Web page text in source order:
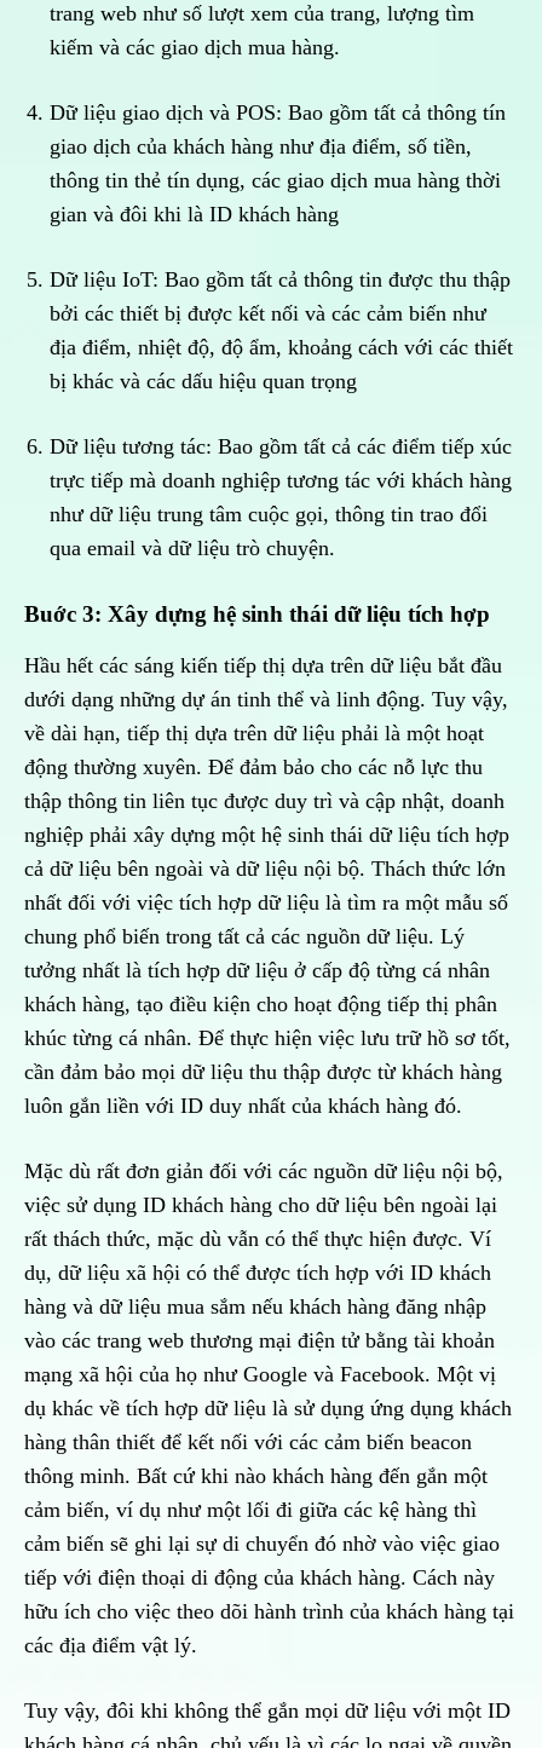
trang web như số lượt xem của trang, lượng tìm
kiếm và các giao dịch mua hàng.
Dữ liệu giao dịch và POS: Bao gồm tất cả thông tín
giao dịch của khách hàng như địa điểm, số tiền,
thông tin thẻ tín dụng, các giao dịch mua hàng thời
gian và đôi khi là ID khách hàng
Dữ liệu IoT: Bao gồm tất cả thông tin được thu thập
bởi các thiết bị được kết nối và các cảm biến như
địa điểm, nhiệt độ, độ ẩm, khoảng cách với các thiết
bị khác và các dấu hiệu quan trọng
Dữ liệu tương tác: Bao gồm tất cả các điểm tiếp xúc
trực tiếp mà doanh nghiệp tương tác với khách hàng
như dữ liệu trung tâm cuộc gọi, thông tin trao đổi
qua email và dữ liệu trò chuyện.
Buớc 3: Xây dựng hệ sinh thái dữ liệu tích hợp
Hầu hết các sáng kiến tiếp thị dựa trên dữ liệu bắt đầu
dưới dạng những dự án tinh thể và linh động. Tuy vậy,
về dài hạn, tiếp thị dựa trên dữ liệu phải là một hoạt
động thường xuyên. Để đảm bảo cho các nỗ lực thu
thập thông tin liên tục được duy trì và cập nhật, doanh
nghiệp phải xây dựng một hệ sinh thái dữ liệu tích hợp
cả dữ liệu bên ngoài và dữ liệu nội bộ. Thách thức lớn
nhất đối với việc tích hợp dữ liệu là tìm ra một mẫu số
chung phổ biến trong tất cả các nguồn dữ liệu. Lý
tưởng nhất là tích hợp dữ liệu ở cấp độ từng cá nhân
khách hàng, tạo điều kiện cho hoạt động tiếp thị phân
khúc từng cá nhân. Để thực hiện việc lưu trữ hồ sơ tốt,
cần đảm bảo mọi dữ liệu thu thập được từ khách hàng
luôn gắn liền với ID duy nhất của khách hàng đó.
Mặc dù rất đơn giản đối với các nguồn dữ liệu nội bộ,
việc sử dụng ID khách hàng cho dữ liệu bên ngoài lại
rất thách thức, mặc dù vẫn có thể thực hiện được. Ví
dụ, dữ liệu xã hội có thể được tích hợp với ID khách
hàng và dữ liệu mua sắm nếu khách hàng đăng nhập
vào các trang web thương mại điện tử bằng tài khoản
mạng xã hội của họ như Google và Facebook. Một vị
dụ khác về tích hợp dữ liệu là sử dụng ứng dụng khách
hàng thân thiết để kết nối với các cảm biến beacon
thông minh. Bất cứ khi nào khách hàng đến gắn một
cảm biến, ví dụ như một lối đi giữa các kệ hàng thì
cảm biến sẽ ghi lại sự di chuyển đó nhờ vào việc giao
tiếp với điện thoại di động của khách hàng. Cách này
hữu ích cho việc theo dõi hành trình của khách hàng tại
các địa điểm vật lý.
Tuy vậy, đôi khi không thể gắn mọi dữ liệu với một ID